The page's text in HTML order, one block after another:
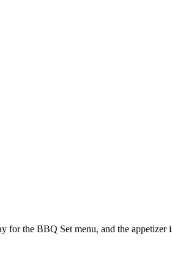
for the BBQ Set menu, and the